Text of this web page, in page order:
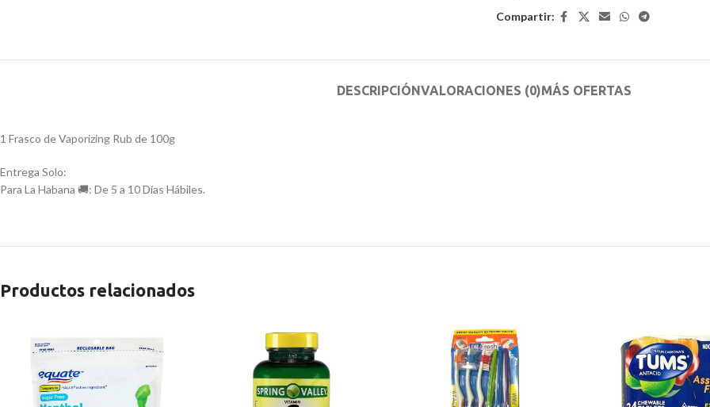
Compartir:
DESCRIPCIÓNVALORACIONES (0)MÁS OFERTAS
1 Frasco de Vaporizing Rub de 100g
Entrega Solo:
Para La Habana 🚚: De 5 a 10 Días Hábiles.
Productos relacionados